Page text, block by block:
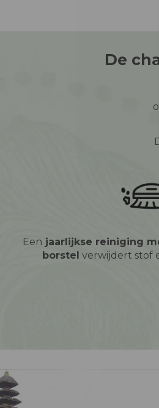
De
Een jaarlijkse reiniging
borstel verwijdert stof